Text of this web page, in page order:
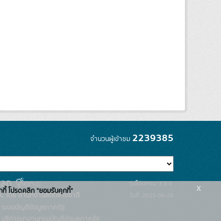
จำนวนผู้เข้าชม 2239385
โดย สำนักงานสถิติแห่งชาติ
รุ่นโปรแกรม: 3.0.0
วันที่: 2025-06-26
กี้ โปรดคลิก "ยอมรับคุกกี้" x